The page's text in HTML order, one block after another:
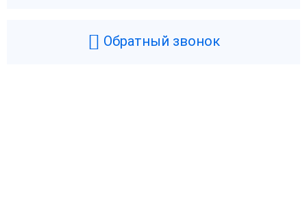
Обратный звонок